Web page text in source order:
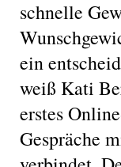
schnelle
ein
weiß Kati
erstes
Gespräche